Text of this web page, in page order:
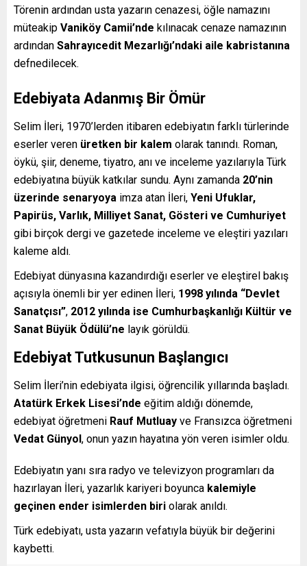
Törenin ardından usta yazarın cenazesi, öğle namazını
müteakip Vaniköy Camii’nde kılınacak cenaze namazının
ardından Sahrayıcedit Mezarlığı’ndaki aile kabristanına
defnedilecek.
Edebiyata Adanmış Bir Ömür
Selim İleri, 1970’lerden itibaren edebiyatın farklı türlerinde
eserler veren üretken bir kalem olarak tanındı. Roman,
öykü, şiir, deneme, tiyatro, anı ve inceleme yazılarıyla Türk
edebiyatına büyük katkılar sundu. Aynı zamanda 20’nin
üzerinde senaryoya imza atan İleri, Yeni Ufuklar,
Papirüs, Varlık, Milliyet Sanat, Gösteri ve Cumhuriyet
gibi birçok dergi ve gazetede inceleme ve eleştiri yazıları
kaleme aldı.
Edebiyat dünyasına kazandırdığı eserler ve eleştirel bakış
açısıyla önemli bir yer edinen İleri, 1998 yılında “Devlet
Sanatçısı”, 2012 yılında ise Cumhurbaşkanlığı Kültür ve
Sanat Büyük Ödülü’ne layık görüldü.
Edebiyat Tutkusunun Başlangıcı
Selim İleri’nin edebiyata ilgisi, öğrencilik yıllarında başladı.
Atatürk Erkek Lisesi’nde eğitim aldığı dönemde,
edebiyat öğretmeni Rauf Mutluay ve Fransızca öğretmeni
Vedat Günyol, onun yazın hayatına yön veren isimler oldu.
Edebiyatın yanı sıra radyo ve televizyon programları da
hazırlayan İleri, yazarlık kariyeri boyunca kalemiyle
geçinen ender isimlerden biri olarak anıldı.
Türk edebiyatı, usta yazarın vefatıyla büyük bir değerini
kaybetti.